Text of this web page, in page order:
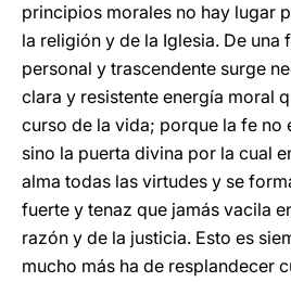
principios morales no hay lugar
la religión y de la Iglesia. De una
personal y trascendente surge
clara y resistente energía moral
curso de la vida; porque la fe no
sino la puerta divina por la cual
alma todas las virtudes y se
fuerte y tenaz que jamás vacila
razón y de la justicia. Esto es
mucho más ha de resplandecer